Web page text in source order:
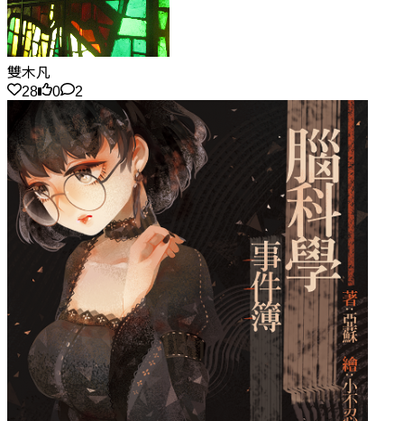
雙木凡
28
0 2